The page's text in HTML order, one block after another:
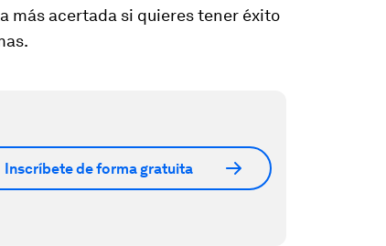
más acertada si quieres tener éxito
Inscríbete de forma gratuita